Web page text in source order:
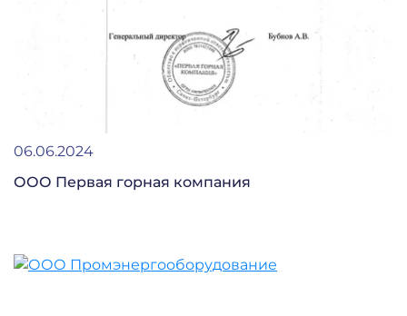
06.06.2024
ООО Первая горная компания